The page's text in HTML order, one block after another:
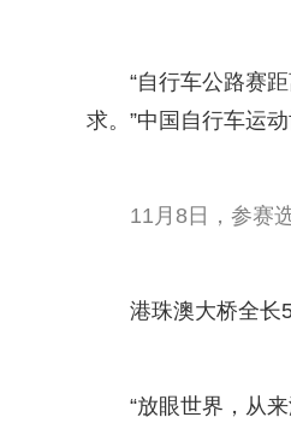
“自行车公路赛
求。”中国自行车运
11月8日，参赛
港珠澳大桥全长
“放眼世界，从